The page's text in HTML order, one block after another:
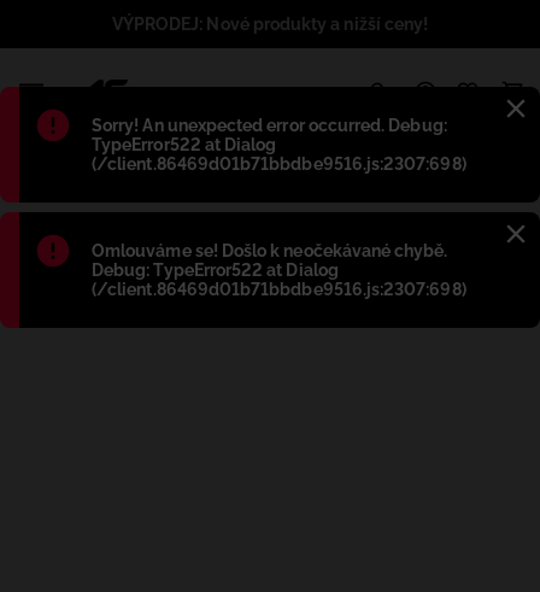
Błąd:
Sorry! An unexpected error occurred. Debug:
TypeError522 at Dialog
(/client.86469d01b71bbdbe9516.js:2307:698)
Błąd:
Omlouváme se! Došlo k neočekávané chybě.
Debug: TypeError522 at Dialog
(/client.86469d01b71bbdbe9516.js:2307:698)
VÝPRODEJ: Nové produkty a nižší ceny!